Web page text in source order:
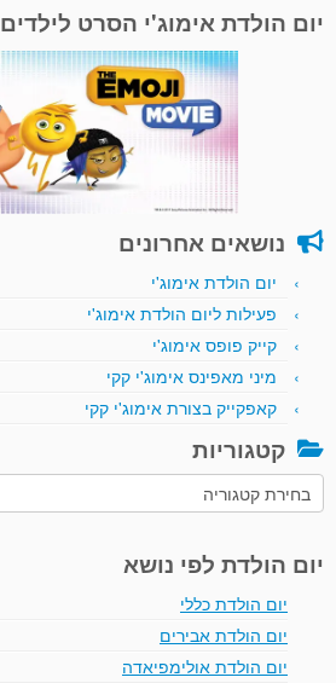
יום הולדת אימוג'י הסרט לילדים
נושאים אחרונים
יום הולדת אימוג'י
פעילות ליום הולדת אימוג'י
קייק פופס אימוג'י
מיני מאפינס אימוג'י קקי
קאפקייק בצורת אימוג'י קקי
קטגוריות
קטגוריות
יום הולדת לפי נושא
יום הולדת כללי
יום הולדת אבירים
יום הולדת אולימפיאדה